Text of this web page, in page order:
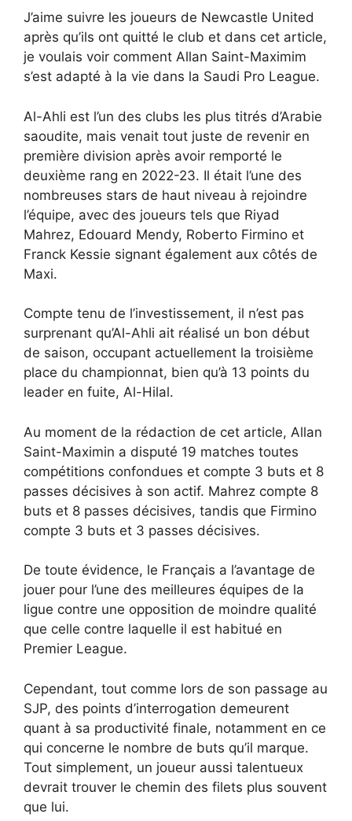
J’aime suivre les joueurs de Newcastle United
après qu’ils ont quitté le club et dans cet article,
je voulais voir comment Allan Saint-Maximim
s’est adapté à la vie dans la Saudi Pro League.
Al-Ahli est l’un des clubs les plus titrés d’Arabie
saoudite, mais venait tout juste de revenir en
première division après avoir remporté le
deuxième rang en 2022-23. Il était l’une des
nombreuses stars de haut niveau à rejoindre
l’équipe, avec des joueurs tels que Riyad
Mahrez, Edouard Mendy, Roberto Firmino et
Franck Kessie signant également aux côtés de
Maxi.
Compte tenu de l’investissement, il n’est pas
surprenant qu’Al-Ahli ait réalisé un bon début
de saison, occupant actuellement la troisième
place du championnat, bien qu’à 13 points du
leader en fuite, Al-Hilal.
Au moment de la rédaction de cet article, Allan
Saint-Maximin a disputé 19 matches toutes
compétitions confondues et compte 3 buts et 8
passes décisives à son actif. Mahrez compte 8
buts et 8 passes décisives, tandis que Firmino
compte 3 buts et 3 passes décisives.
De toute évidence, le Français a l’avantage de
jouer pour l’une des meilleures équipes de la
ligue contre une opposition de moindre qualité
que celle contre laquelle il est habitué en
Premier League.
Cependant, tout comme lors de son passage au
SJP, des points d’interrogation demeurent
quant à sa productivité finale, notamment en ce
qui concerne le nombre de buts qu’il marque.
Tout simplement, un joueur aussi talentueux
devrait trouver le chemin des filets plus souvent
que lui.